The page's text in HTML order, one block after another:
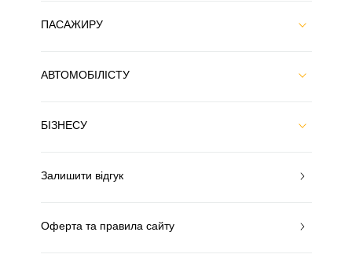
ПАСАЖИРУ
АВТОМОБІЛІСТУ
БІЗНЕСУ
Залишити відгук
Оферта та правила сайту